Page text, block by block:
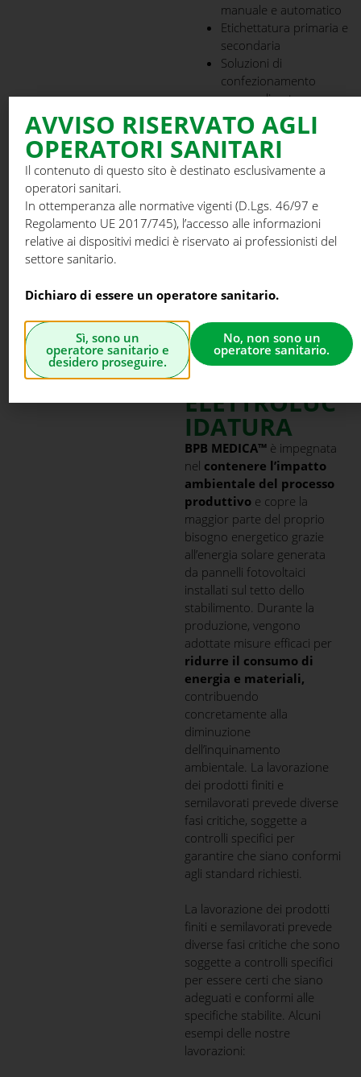
manuale e automatico
Etichettatura primaria e
secondaria
Soluzioni di
confezionamento
personalizzate
Prima di essere avviati alla fase
finale di sterilizzazione,
prodotti sono sottoposti a
reparto per verificare l’integrità
dell’imballo.
SERVIZI BPB
TAGLIO,
AFFILATURA
ED
ELETTROLUC
IDATURA
BPB MEDICA™è impegnata
nel contenere l’impatto
ambientale del processo
produttivoe copre la
maggior parte del proprio
bisogno energetico grazie
all’energia solare generata
da pannelli fotovoltaici
installati sul tetto dello
stabilimento. Durante la
produzione, vengono
adottate misure efficaci per
ridurre il consumo di
energia e materiali,
contribuendo
concretamente alla
diminuzione
dell’inquinamento
ambientale. La lavorazione
dei prodotti finiti e
semilavorati prevede diverse
fasi critiche, soggette a
controlli specifici per
garantire che siano conformi
agli standard richiesti.
La lavorazione dei prodotti
finiti e semilavorati prevede
diverse fasi critiche che sono
soggette a controlli specifici
per essere certi che siano
adeguati e conformi alle
specifiche stabilite. Alcuni
esempi delle nostre
lavorazioni:
AVVISO RISERVATO AGLI
OPERATORI SANITARI
Il contenuto di questo sito è destinato esclusivamente a
operatori sanitari.
In ottemperanza alle normative vigenti (D.Lgs. 46/97 e
Regolamento UE 2017/745), l’accesso alle informazioni
relative ai dispositivi medici è riservato ai professionisti del
settore sanitario.
Dichiaro di essere un operatore sanitario.
Sì, sono un
operatore sanitario e
desidero proseguire.
No, non sono un
operatore sanitario.